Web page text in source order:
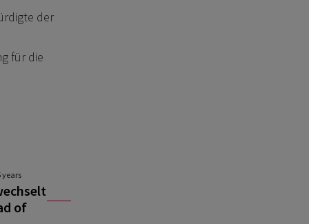
der
für die
years
of